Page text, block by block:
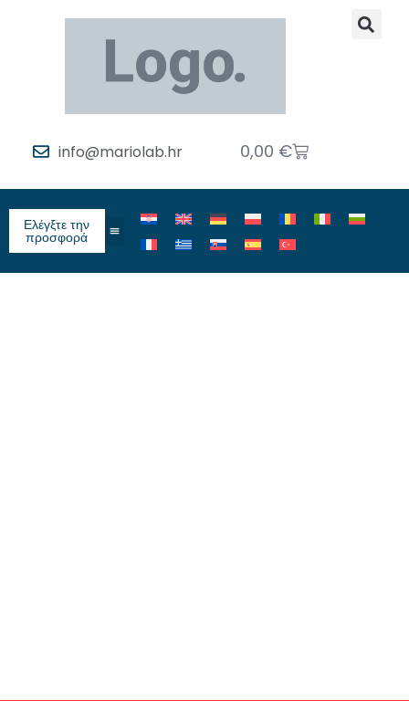
info@mariolab.hr 0,00 €
Ελέγξτε την
προσφορά